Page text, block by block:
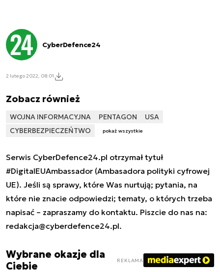
CyberDefence24
2 lutego 2022, 08:01
Zobacz również
WOJNA INFORMACYJNA PENTAGON
USA
CYBERBEZPIECZEŃTWO
pokaż wszystkie
Serwis CyberDefence24.pl otrzymał tytuł
#DigitalEUAmbassador (Ambasadora polityki cyfrowej
UE). Jeśli są sprawy, które Was nurtują; pytania, na
które nie znacie odpowiedzi; tematy, o których trzeba
napisać – zapraszamy do kontaktu. Piszcie do nas na:
redakcja@cyberdefence24.pl.
Wybrane okazje dla
Ciebie
REKLAMA